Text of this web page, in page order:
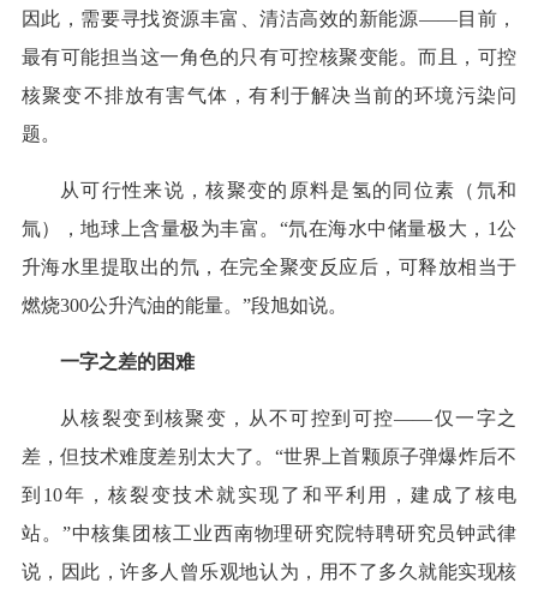
因此，需要寻找资源丰富、清洁高效的新能源——目前，
最有可能担当这一角色的只有可控核聚变能。而且，可控
核聚变不排放有害气体，有利于解决当前的环境污染问
题。
从可行性来说，核聚变的原料是氢的同位素（氘和
氚），地球上含量极为丰富。“氘在海水中储量极大，1公
升海水里提取出的氘，在完全聚变反应后，可释放相当于
燃烧300公升汽油的能量。”段旭如说。
一字之差的困难
从核裂变到核聚变，从不可控到可控——仅一字之
差，但技术难度差别太大了。“世界上首颗原子弹爆炸后不
到10年，核裂变技术就实现了和平利用，建成了核电
站。”中核集团核工业西南物理研究院特聘研究员钟武律
说，因此，许多人曾乐观地认为，用不了多久就能实现核